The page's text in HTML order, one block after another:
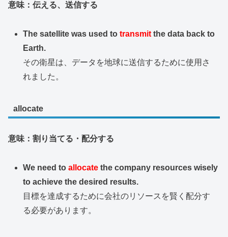
意味：伝える、送信する
The satellite was used totransmit the data back to
Earth.
その衛星は、データを地球に送信するために使用さ
れました。
allocate
意味：割り当てる・配分する
We need toallocate the company resources wisely
to achieve the desired results.
目標を達成するために会社のリソースを賢く配分す
る必要があります。